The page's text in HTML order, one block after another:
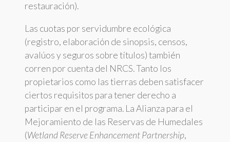
restauración).
Las cuotas por servidumbre ecológica
(registro, elaboración de sinopsis, censos,
avalúos y seguros sobre títulos) también
corren por cuenta del NRCS. Tanto los
propietarios como las tierras deben satisfacer
ciertos requisitos para tener derecho a
participar en el programa. La Alianza para el
Mejoramiento de las Reservas de Humedales
(Wetland Reserve Enhancement Partnership,